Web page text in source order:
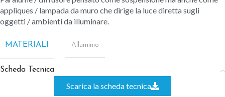
appliques / lampada da muro che dirige la luce diretta sugli
oggetti / ambienti da illuminare.
MATERIALI Alluminio
Scheda Tecnica
Scarica la scheda tecnica